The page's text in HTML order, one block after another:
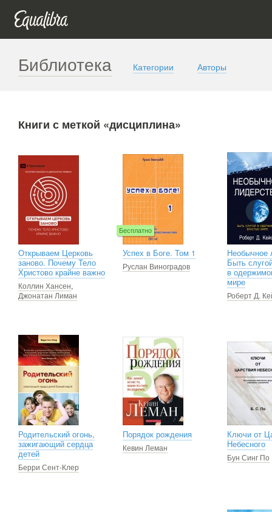
Библиотека Категории Авторы
Книги с меткой «дисциплина»
Открываем Церковь
заново. Почему Тело
Христово крайне важно
Коллин Хансен,
Джонатан Лиман
Бесплатно
Успех в Боге. Том 1
Руслан Виноградов
Необычное
Быть
в
мире
Роберт Д.
Родительский огонь,
зажигающий сердца
детей
Берри Сент-Клер
Порядок рождения
Кевин Леман
Ключи от
Небесного
Бун Синг По